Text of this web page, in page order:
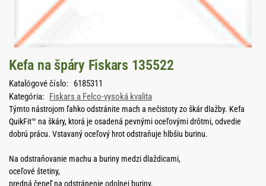
Kefa na špáry Fiskars 135522
Katalógové číslo: 6185311
Kategória: Fiskars a Felco-vysoká kvalita
Týmto nástrojom ľahko odstránite mach a nečistoty zo škár dlažby. Kefa
QuikFit™ na škáry, ktorá je osadená pevnými oceľovými drôtmi, odvedie
dobrú prácu. Vstavaný oceľový hrot odstraňuje hlbšiu burinu.
Na odstraňovanie machu a buriny medzi dlaždicami,
oceľové štetiny,
predná čepeľ na odstránenie odolnej buriny,